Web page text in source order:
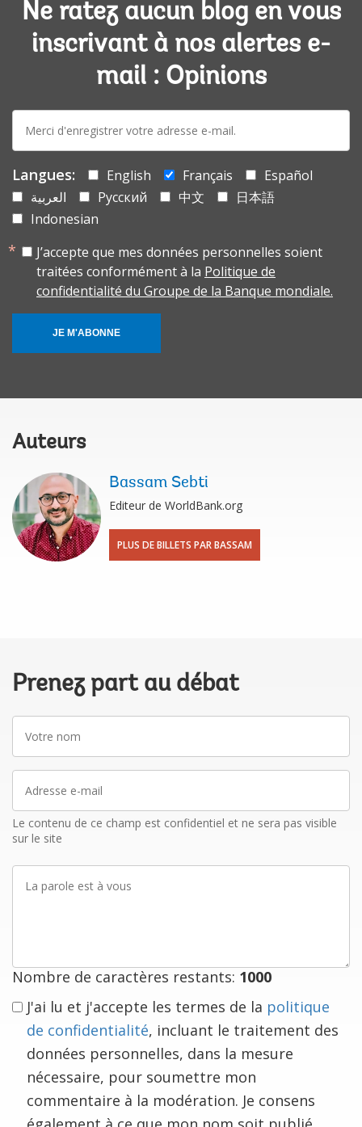
Ne ratez aucun blog en vous
inscrivant à nos alertes e-
mail : Opinions
mail:
Langues: English Français
Español
العربية
Русский 中文
日本語
Indonesian
J’accepte que mes données personnelles soient
traitées conformément à la Politique de
confidentialité du Groupe de la Banque mondiale.
JE M'ABONNE
Auteurs
Bassam Sebti
Editeur de WorldBank.org
PLUS DE BILLETS PAR BASSAM
Prenez part au débat
nom
mail
Le contenu de ce champ est confidentiel et ne sera pas visible
sur le site
parole
Nombre de caractères restants: 1000
J'ai lu et j'accepte les termes de la politique
de confidentialité, incluant le traitement des
données personnelles, dans la mesure
nécessaire, pour soumettre mon
commentaire à la modération. Je consens